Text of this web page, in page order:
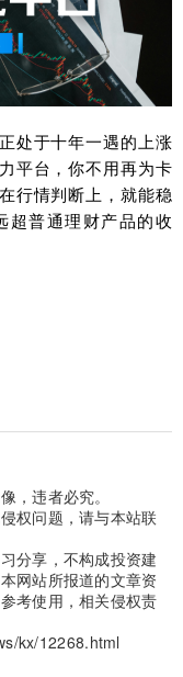
处于十年一遇的上涨
平台，你不用再为卡
行情判断上，就能稳
超普通理财产品的收
，违者必究。
权问题，请与本站联
分享，不构成投资建
网站所报道的文章资
考使用，相关侵权责
kx/12268.html